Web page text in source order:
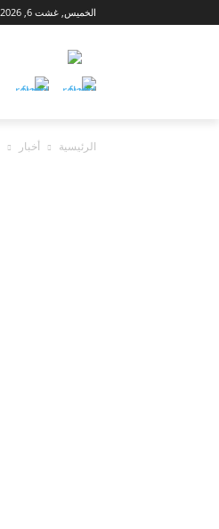
الخميس, غشت 6, 2026
الرئيسية أخبار